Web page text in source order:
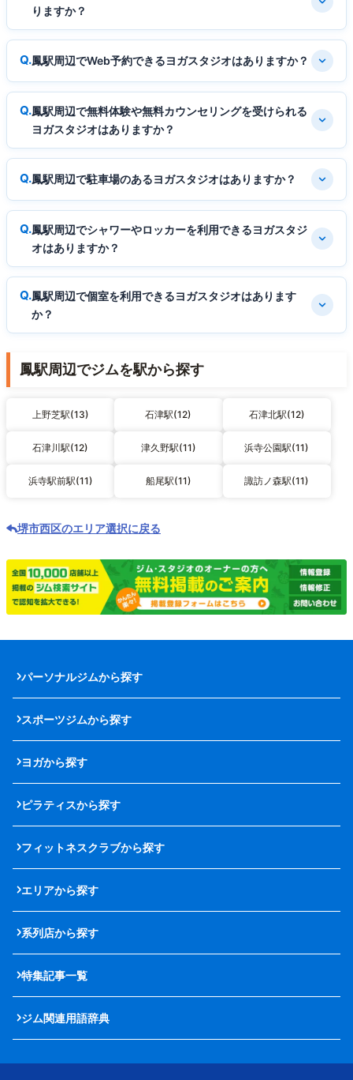
りますか？
鳳駅周辺でWeb予約できるヨガスタジオはありますか？
鳳駅周辺で無料体験や無料カウンセリングを受けられる
ヨガスタジオはありますか？
鳳駅周辺で駐車場のあるヨガスタジオはありますか？
鳳駅周辺でシャワーやロッカーを利用できるヨガスタジ
オはありますか？
鳳駅周辺で個室を利用できるヨガスタジオはあります
か？
鳳駅周辺でジムを駅から探す
上野芝駅(13) 石津駅(12) 石津北駅(12)
石津川駅(12) 津久野駅(11) 浜寺公園駅(11)
浜寺駅前駅(11) 船尾駅(11) 諏訪ノ森駅(11)
堺市西区のエリア選択に戻る
パーソナルジムから探す
スポーツジムから探す
ヨガから探す
ピラティスから探す
フィットネスクラブから探す
エリアから探す
系列店から探す
特集記事一覧
ジム関連用語辞典